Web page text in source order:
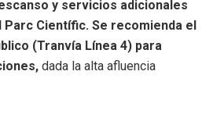
y servicios adicionales
Científic. Se recomienda el
(Tranvía Línea 4) para
dada la alta afluencia